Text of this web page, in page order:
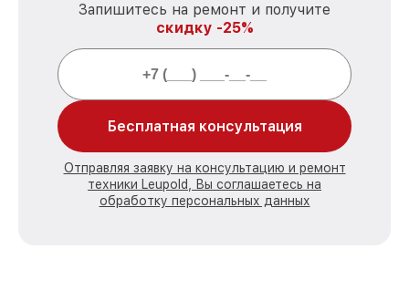
Запишитесь на ремонт и получите
скидку -25%
Бесплатная консультация
Отправляя заявку на консультацию и ремонт
техники Leupold, Вы соглашаетесь на
обработку персональных данных